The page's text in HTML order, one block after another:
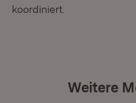
koordiniert.
Weitere